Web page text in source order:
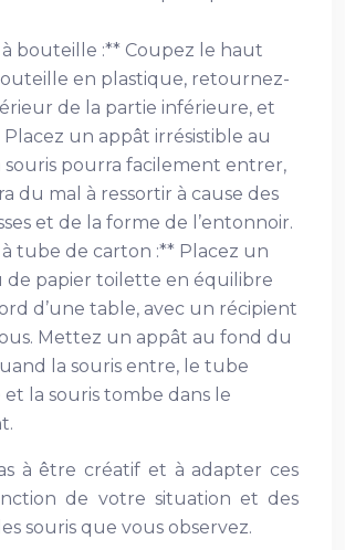
bouteille :** Coupez le haut
en plastique, retournez-
de la partie inférieure, et
Placez un appât irrésistible au
souris pourra facilement entrer,
du mal à ressortir à cause des
et de la forme de l’entonnoir.
tube de carton :** Placez un
de papier toilette en équilibre
d’une table, avec un récipient
Mettez un appât au fond du
la souris entre, le tube
et la souris tombe dans le
à être créatif et à adapter ces
de votre situation et des
souris que vous observez.